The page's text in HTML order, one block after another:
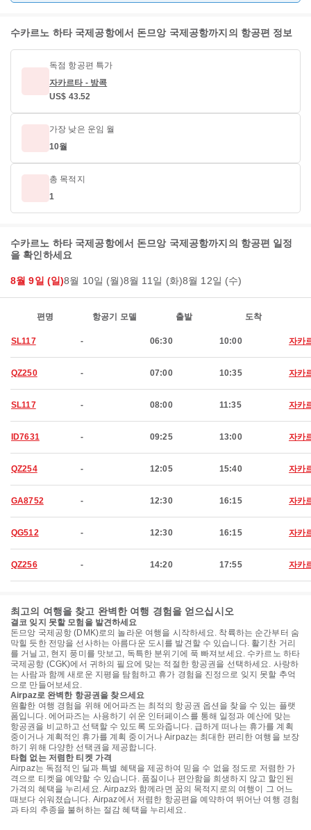
수카르노 하타 국제공항에서 돈므앙 국제공항까지의 항공편 정보
독점 항공편 특가
자카르타 - 방콕
US$ 43.52
가장 낮은 운임 월
10월
총 목적지
1
수카르노 하타 국제공항에서 돈므앙 국제공항까지의 항공편 일정
을 확인하세요
8월 9일 (일)8월 10일 (월)8월 11일 (화)8월 12일 (수)
편명 항공기 모델 출발 도착
SL117 - 06:30 10:00 자카
QZ250 - 07:00 10:35 자카
SL117 - 08:00 11:35 자카
ID7631 - 09:25 13:00 자카
QZ254 - 12:05 15:40 자카
GA8752 - 12:30 16:15 자카
QG512 - 12:30 16:15 자카
QZ256 - 14:20 17:55 자카
최고의 여행을 찾고 완벽한 여행 경험을 얻으십시오
결코 잊지 못할 모험을 발견하세요
돈므앙 국제공항 (DMK)로의 놀라운 여행을 시작하세요. 착륙하는 순간부터 숨
막힐 듯한 전망을 선사하는 아름다운 도시를 발견할 수 있습니다. 활기찬 거리
를 거닐고, 현지 풍미를 맛보고, 독특한 분위기에 푹 빠져보세요. 수카르노 하타
국제공항 (CGK)에서 귀하의 필요에 맞는 적절한 항공권을 선택하세요. 사랑하
는 사람과 함께 새로운 지평을 탐험하고 휴가 경험을 진정으로 잊지 못할 추억
으로 만들어보세요.
Airpaz로 완벽한 항공권을 찾으세요
원활한 여행 경험을 위해 에어파즈는 최적의 항공권 옵션을 찾을 수 있는 플랫
폼입니다. 에어파즈는 사용하기 쉬운 인터페이스를 통해 일정과 예산에 맞는
항공권을 비교하고 선택할 수 있도록 도와줍니다. 급하게 떠나는 휴가를 계획
중이거나 계획적인 휴가를 계획 중이거나 Airpaz는 최대한 편리한 여행을 보장
하기 위해 다양한 선택권을 제공합니다.
타협 없는 저렴한 티켓 가격
Airpaz는 독점적인 딜과 특별 혜택을 제공하여 믿을 수 없을 정도로 저렴한 가
격으로 티켓을 예약할 수 있습니다. 품질이나 편안함을 희생하지 않고 할인된
가격의 혜택을 누리세요. Airpaz와 함께라면 꿈의 목적지로의 여행이 그 어느
때보다 쉬워졌습니다. Airpaz에서 저렴한 항공편을 예약하여 뛰어난 여행 경험
과 타의 추종을 불허하는 절감 혜택을 누리세요.